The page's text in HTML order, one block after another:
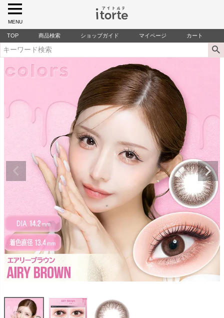
MENU
TOP 商品検索 ショップガイド マイページ カート